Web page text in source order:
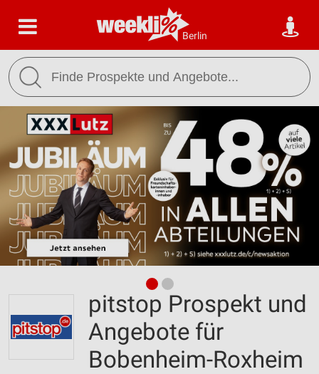
Berlin
pitstop Prospekt und
Angebote für
Bobenheim-Roxheim